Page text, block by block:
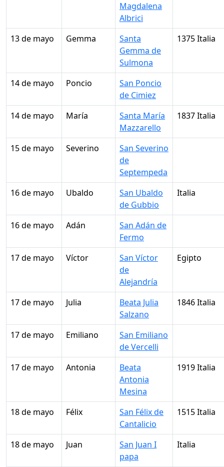
Magdalena
Albrici
13 de mayo Gemma
Santa
Gemma de
Sulmona
1375 Italia
14 de mayo Poncio
San Poncio
de Cimiez
14 de mayo
María
Santa María
Mazzarello
1837 Italia
15 de mayo Severino
San Severino
de
Septempeda
16 de mayo
Ubaldo
San Ubaldo
de Gubbio
Italia
16 de mayo Adán
San Adán de
Fermo
17 de mayo
Víctor
San Víctor
de
Alejandría
Egipto
17 de mayo Julia
Beata Julia
Salzano
1846 Italia
17 de mayo Emiliano
San Emiliano
de Vercelli
17 de mayo
Antonia
Beata
Antonia
Mesina
1919 Italia
18 de mayo Félix
San Félix de
Cantalicio
1515 Italia
18 de mayo Juan
San Juan I
papa
Italia